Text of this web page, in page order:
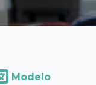
Modelo